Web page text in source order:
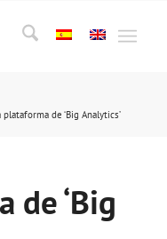
plataforma de ‘Big Analytics’
de ‘Big